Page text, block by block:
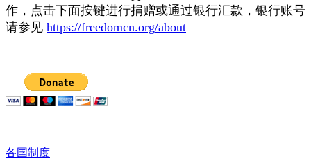
作，点击下面按键进行捐赠或通过银行汇款，银行账号
请参见 https://freedomcn.org/about
各国制度